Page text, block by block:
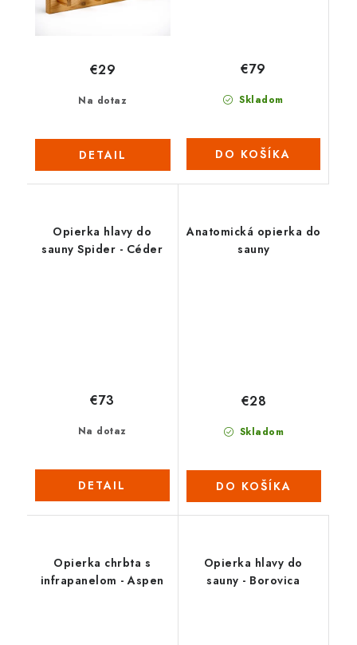
Na dotaz
€29
DETAIL
Skladom
€79
DO KOŠÍKA
Opierka hlavy do
sauny Spider - Céder
Na dotaz
€73
DETAIL
Anatomická opierka do
sauny
Skladom
€28
DO KOŠÍKA
Opierka chrbta s
infrapanelom - Aspen
Opierka hlavy do
sauny - Borovica